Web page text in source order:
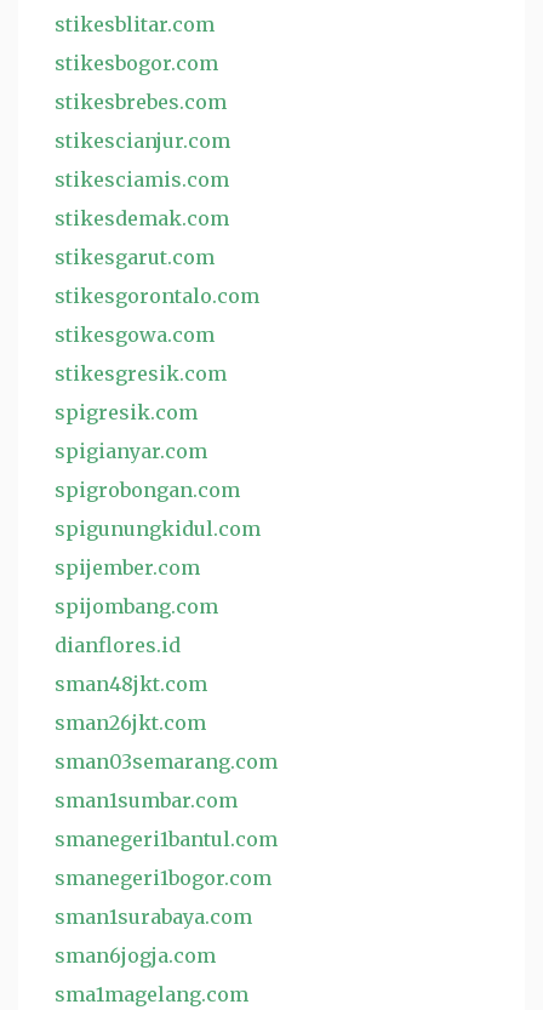
stikesblitar.com
stikesbogor.com
stikesbrebes.com
stikescianjur.com
stikesciamis.com
stikesdemak.com
stikesgarut.com
stikesgorontalo.com
stikesgowa.com
stikesgresik.com
spigresik.com
spigianyar.com
spigrobongan.com
spigunungkidul.com
spijember.com
spijombang.com
dianflores.id
sman48jkt.com
sman26jkt.com
sman03semarang.com
sman1sumbar.com
smanegeri1bantul.com
smanegeri1bogor.com
sman1surabaya.com
sman6jogja.com
sma1magelang.com